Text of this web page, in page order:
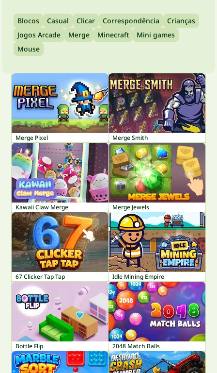
Blocos Casual Clicar Correspondência
Crianças
Jogos Arcade
Merge Minecraft
Mini games
Mouse
Merge Pixel Merge Smith
Kawaii Claw Merge Merge Jewels
67 Clicker Tap Tap Idle Mining Empire
Bottle Flip 2048 Match Balls